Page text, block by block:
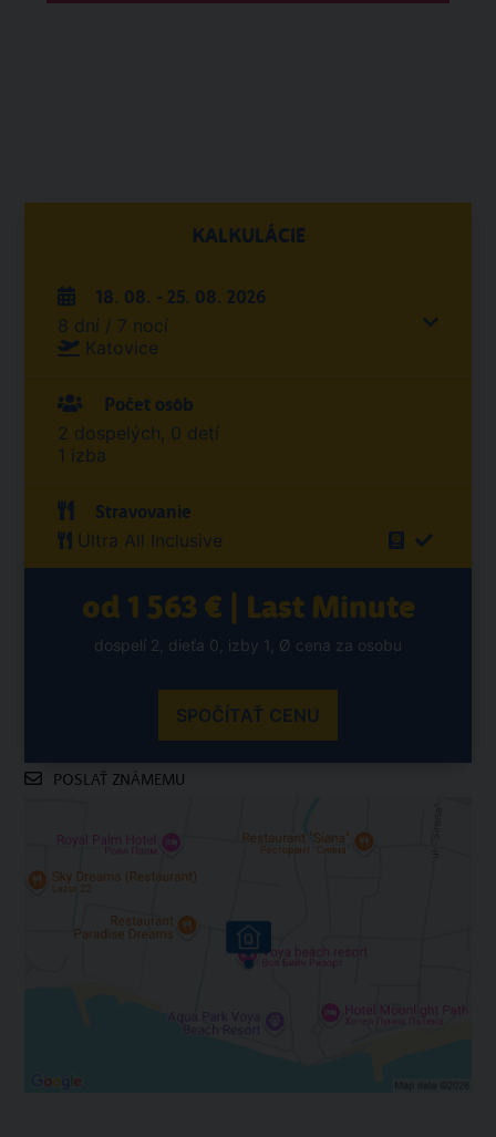
KALKULÁCIE
18. 08. - 25. 08. 2026
8 dní / 7 nocí
Katovice
Počet osôb
2 dospelých, 0 detí
1 izba
Stravovanie
Ultra All Inclusive
od 1 563 € | Last Minute
dospelí 2, dieťa 0, izby 1, Ø cena za osobu
SPOČÍTAŤ CENU
POSLAŤ ZNÁMEMU